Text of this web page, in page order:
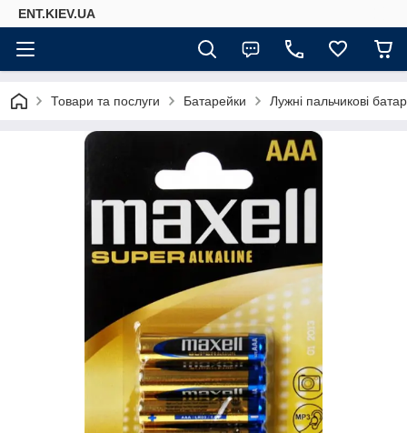
ENT.KIEV.UA
Товари та послуги Батарейки Лужні пальчикові